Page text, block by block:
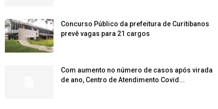
Concurso Público da prefeitura de Curitibanos
prevê vagas para 21 cargos
Com aumento no número de casos após virada
de ano, Centro de Atendimento Covid...